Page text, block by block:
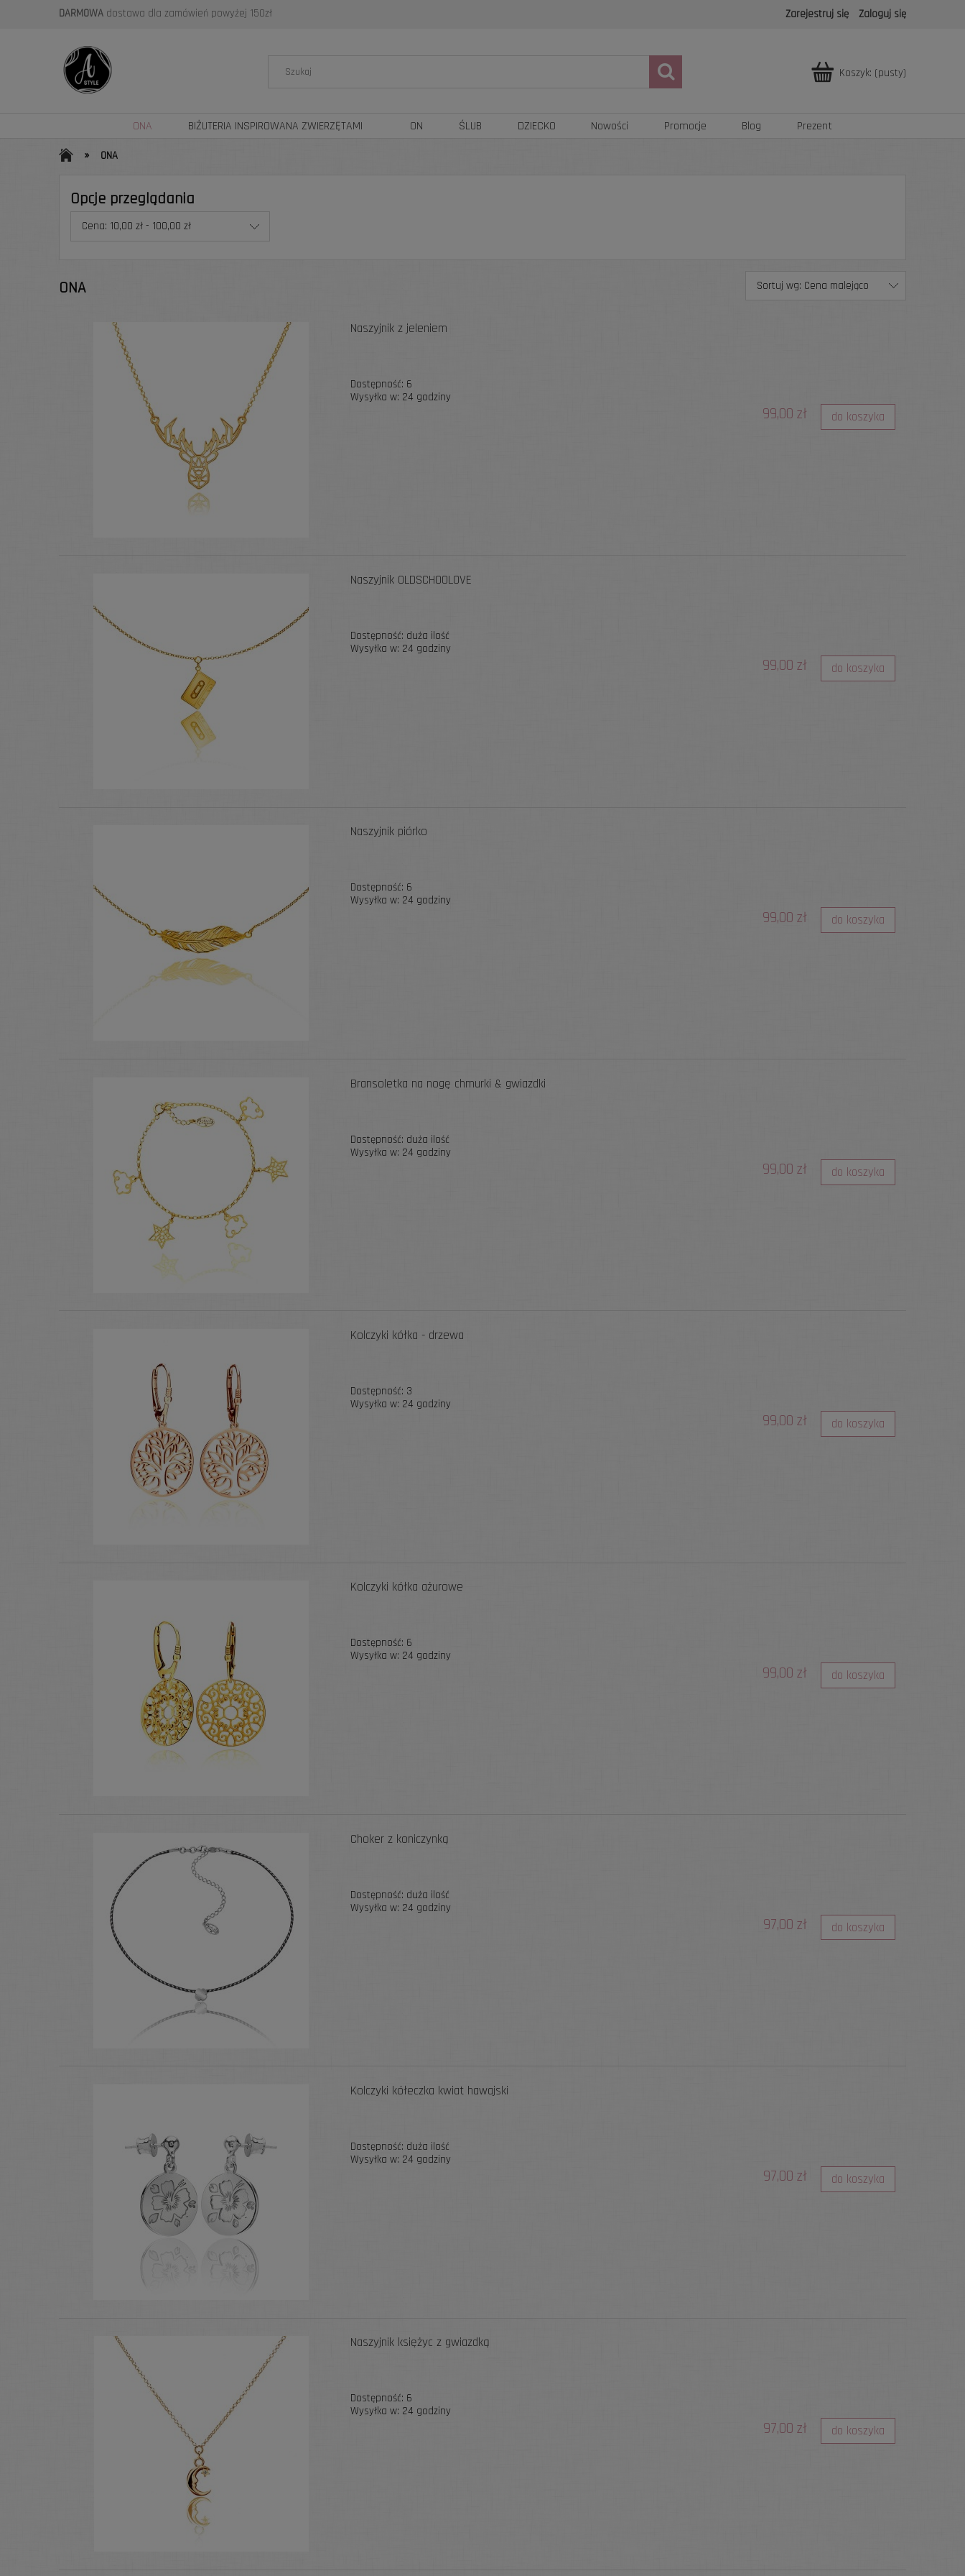
DARMOWA dostawa dla zamówień powyżej 150zł Zarejestruj się Zaloguj się
Koszyk: (pusty)
ONA BIŻUTERIA INSPIROWANA ZWIERZĘTAMI ON ŚLUB DZIECKO Nowości Promocje Blog Prezent
» ONA
Opcje przeglądania
Cena: 10,00 zł - 100,00 zł
ONA Sortuj wg: Cena malejąco
Naszyjnik z jeleniem
Dostępność: 6
Wysyłka w: 24 godziny
99,00 zł do koszyka
Naszyjnik OLDSCHOOLOVE
Dostępność: duża ilość
Wysyłka w: 24 godziny
99,00 zł do koszyka
Naszyjnik piórko
Dostępność: 6
Wysyłka w: 24 godziny
99,00 zł do koszyka
Bransoletka na nogę chmurki & gwiazdki
Dostępność: duża ilość
Wysyłka w: 24 godziny
99,00 zł do koszyka
Kolczyki kółka - drzewa
Dostępność: 3
Wysyłka w: 24 godziny
99,00 zł do koszyka
Kolczyki kółka ażurowe
Dostępność: 6
Wysyłka w: 24 godziny
99,00 zł do koszyka
Choker z koniczynką
Dostępność: duża ilość
Wysyłka w: 24 godziny
97,00 zł do koszyka
Kolczyki kółeczka kwiat hawajski
Dostępność: duża ilość
Wysyłka w: 24 godziny
97,00 zł do koszyka
Naszyjnik księżyc z gwiazdką
Dostępność: 6
Wysyłka w: 24 godziny
97,00 zł do koszyka